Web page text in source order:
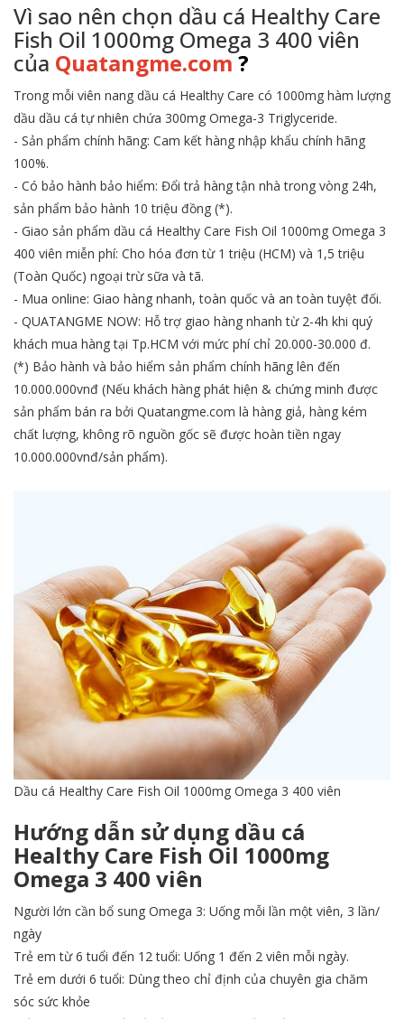
Vì sao nên chọn dầu cá Healthy Care
Fish Oil 1000mg Omega 3 400 viên
của Quatangme.com?
Trong mỗi viên nang dầu cá Healthy Care có 1000mg hàm lượng
dầu dầu cá tự nhiên chứa 300mg Omega-3 Triglyceride.
- Sản phẩm chính hãng: Cam kết hàng nhập khẩu chính hãng
100%.
- Có bảo hành bảo hiểm: Đổi trả hàng tận nhà trong vòng 24h,
sản phẩm bảo hành 10 triệu đồng (*).
- Giao sản phẩm dầu cá Healthy Care Fish Oil 1000mg Omega 3
400 viên miễn phí: Cho hóa đơn từ 1 triệu (HCM) và 1,5 triệu
(Toàn Quốc) ngoại trừ sữa và tã.
- Mua online: Giao hàng nhanh, toàn quốc và an toàn tuyệt đối.
- QUATANGME NOW: Hỗ trợ giao hàng nhanh từ 2-4h khi quý
khách mua hàng tại Tp.HCM với mức phí chỉ 20.000-30.000 đ.
(*) Bảo hành và bảo hiểm sản phẩm chính hãng lên đến
10.000.000vnđ (Nếu khách hàng phát hiện & chứng minh được
sản phẩm bán ra bởi Quatangme.com là hàng giả, hàng kém
chất lượng, không rõ nguồn gốc sẽ được hoàn tiền ngay
10.000.000vnđ/sản phẩm).
Dầu cá Healthy Care Fish Oil 1000mg Omega 3 400 viên
Hướng dẫn sử dụng dầu cá
Healthy Care Fish Oil 1000mg
Omega 3 400 viên
Người lớn cần bổ sung Omega 3: Uống mỗi lần một viên, 3 lần/
ngày
Trẻ em từ 6 tuổi đến 12 tuổi: Uống 1 đến 2 viên mỗi ngày.
Trẻ em dưới 6 tuổi: Dùng theo chỉ định của chuyên gia chăm
sóc sức khỏe